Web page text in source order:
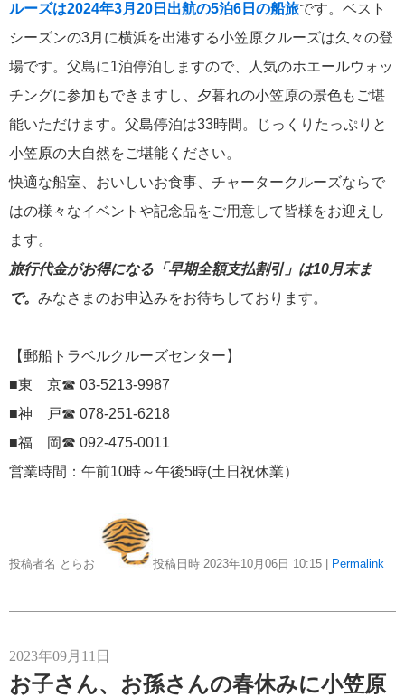
ルーズは2024年3月20日出航の5泊6日の船旅です。ベスト
シーズンの3月に横浜を出港する小笠原クルーズは久々の登
場です。父島に1泊停泊しますので、人気のホエールウォッ
チングに参加もできますし、夕暮れの小笠原の景色もご堪
能いただけます。父島停泊は33時間。じっくりたっぷりと
小笠原の大自然をご堪能ください。
快適な船室、おいしいお食事、チャータークルーズならで
はの様々なイベントや記念品をご用意して皆様をお迎えし
ます。
旅行代金がお得になる「早期全額支払割引」は10月末ま
で。 みなさまのお申込みをお待ちしております。
【郵船トラベルクルーズセンター】
■東 京☎ 03-5213-9987
■神 戸☎ 078-251-6218
■福 岡☎ 092-475-0011
営業時間：午前10時～午後5時(土日祝休業）
投稿者名 とらお 投稿日時 2023年10月06日 10:15 Permalink
2023年09月11日
お子さん、お孫さんの春休みに小笠原
クルーズ関連番組
神戸通信 10
名古屋通信
ニュースリリース
ふじ丸
ディズニークルーズ
冒険クルーズ
還暦ピアニストのひとりごと
バイキング・クルーズ
ゴールデンウィーク
お土産 4
ホーランドアメリカ